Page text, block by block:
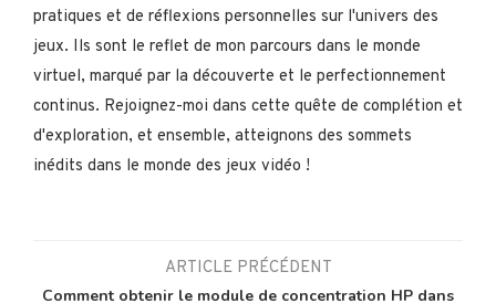
pratiques et de réflexions personnelles sur l'univers des
jeux. Ils sont le reflet de mon parcours dans le monde
virtuel, marqué par la découverte et le perfectionnement
continus. Rejoignez-moi dans cette quête de complétion et
d'exploration, et ensemble, atteignons des sommets
inédits dans le monde des jeux vidéo !
ARTICLE PRÉCÉDENT
Comment obtenir le module de concentration HP dans